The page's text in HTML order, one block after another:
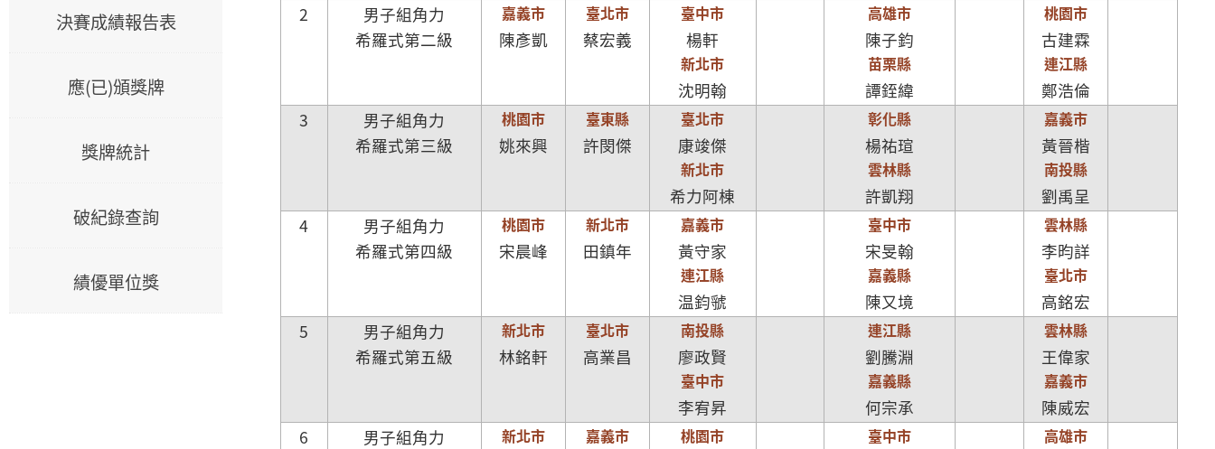
決賽成績報告表
應(已)頒獎牌
獎牌統計
破紀錄查詢
績優單位獎
2
男子組角力
希羅式第二級
嘉義市
陳彥凱
臺北市
蔡宏義
臺中市
楊軒
新北市
沈明翰
高雄市
陳子鈞
苗栗縣
譚銍緯
桃園市
古建霖
連江縣
鄭浩倫
3
男子組角力
希羅式第三級
桃園市
姚來興
臺東縣
許閔傑
臺北市
康竣傑
新北市
希力阿棟
彰化縣
楊祐瑄
雲林縣
許凱翔
嘉義市
黃晉楷
南投縣
劉禹呈
4
男子組角力
希羅式第四級
桃園市
宋晨峰
新北市
田鎮年
嘉義市
黃守家
連江縣
温鈞虢
臺中市
宋旻翰
嘉義縣
陳又境
雲林縣
李昀詳
臺北市
高銘宏
5
男子組角力
希羅式第五級
新北市
林銘軒
臺北市
高業昌
南投縣
廖政賢
臺中市
李宥昇
連江縣
劉騰淵
嘉義縣
何宗承
雲林縣
王偉家
嘉義市
陳威宏
6
男子組角力
新北市 嘉義市 桃園市 臺中市 高雄市